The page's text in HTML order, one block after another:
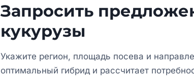
Запросить
кукурузы
Укажите регион, площадь посева и
оптимальный гибрид и рассчитает